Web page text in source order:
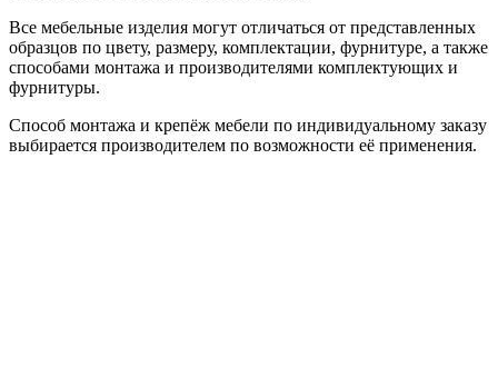
Все мебельные изделия могут отличаться от представленных
образцов по цвету, размеру, комплектации, фурнитуре, а также
способами монтажа и производителями комплектующих и
фурнитуры.
Способ монтажа и крепёж мебели по индивидуальному заказу
выбирается производителем по возможности её применения.